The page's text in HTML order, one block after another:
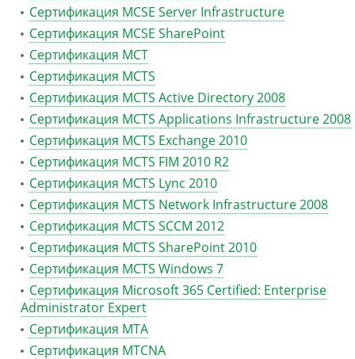
Сертификация MCSE Server Infrastructure
Сертификация MCSE SharePoint
Сертификация MCT
Сертификация MCTS
Сертификация MCTS Active Directory 2008
Сертификация MCTS Applications Infrastructure 2008
Сертификация MCTS Exchange 2010
Сертификация MCTS FIM 2010 R2
Сертификация MCTS Lync 2010
Сертификация MCTS Network Infrastructure 2008
Сертификация MCTS SCCM 2012
Сертификация MCTS SharePoint 2010
Сертификация MCTS Windows 7
Сертификация Microsoft 365 Certified: Enterprise
Administrator Expert
Сертификация MTA
Сертификация MTCNA